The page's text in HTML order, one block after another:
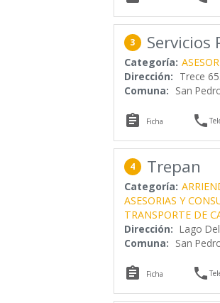
3 Servicios
Categoría:
Dirección: Trece
Comuna: San
 Ficha 
4 Trepan
Categoría:
ASESORIAS Y
TRANSPORTE DE
Dirección: Lago
Comuna: San
 Ficha 